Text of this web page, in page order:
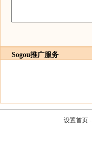
Sogou推广服务
设置首页-